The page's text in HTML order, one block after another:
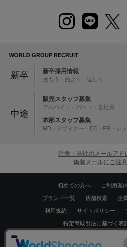
WORLD GROUP RECRUIT
新卒 新卒採用情報
挑もう 品よく 逞しく
中途
販売スタッフ募集
アルバイト・パート・正社員
本部スタッフ募集
MD・デザイナー・EC・PR・シ
注意：当社のメールアド
偽装メールにご注
初めての方へ ご利用案
ブランド一覧 店舗検索 企
利用規約 サイトポリシー
特定商取引法に基づく表